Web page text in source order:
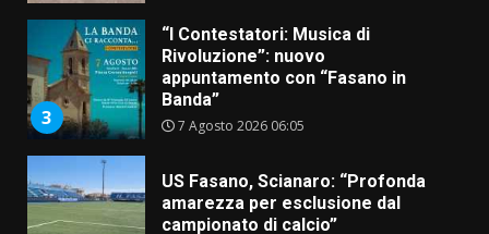
3
“I Contestatori: Musica di
Rivoluzione”: nuovo
appuntamento con “Fasano in
Banda”
7 Agosto 2026 06:05
US Fasano, Scianaro: “Profonda
amarezza per esclusione dal
campionato di calcio”